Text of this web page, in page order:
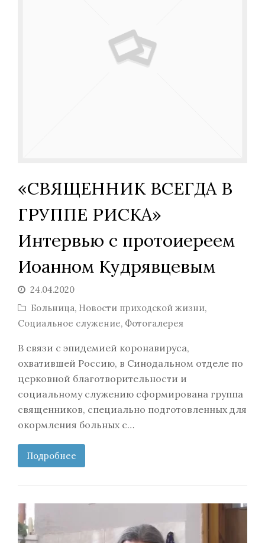
«СВЯЩЕННИК ВСЕГДА В
ГРУППЕ РИСКА»
Интервью с протоиереем
Иоанном Кудрявцевым
24.04.2020
Больница, Новости приходской жизни,
Социальное служение, Фотогалерея
В связи с эпидемией коронавируса,
охватившей Россию, в Синодальном отделе по
церковной благотворительности и
социальному служению сформирована группа
священников, специально подготовленных для
окормления больных с…
Подробнее